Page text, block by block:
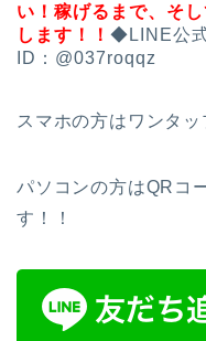
い！ 稼げるまで、そ
します！！ ◆LINE公
ID：@037roqqz
スマホの方はワンタッ
パソコンの方はQRコ
す！！